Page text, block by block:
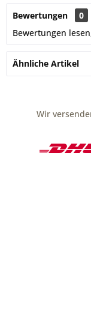
Bewertungen
0
Bewertungen
Ähnliche Artikel
Wir